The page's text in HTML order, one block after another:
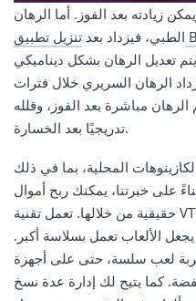
زيادته بعد الفوز. أما الرهان
الطبي، فيزداد بعد
تعديل الرهان بشكل ديناميكي
الرهان السريري خلال فترات
مباشرة بعد الفوز، وقلله
تدريجيًا بعد الخسارة.
المحلية، بما في ذلك
على خبرتنا، يمكنك ربح أموال
حقيقية من خلالها. تعمل تقنية VT على تحسين أداء المحاكي،
الألعاب تعمل بسلاسة أكبر.
لعب سلسة، حتى على أجهزة
كما يتيح لك إدارة عدة نسخ